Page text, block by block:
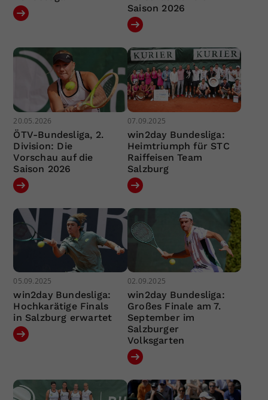
Saison 2026
20.05.2026
ÖTV-Bundesliga, 2.
Division: Die
Vorschau auf die
Saison 2026
07.09.2025
win2day Bundesliga:
Heimtriumph für STC
Raiffeisen Team
Salzburg
05.09.2025
win2day Bundesliga:
Hochkarätige Finals
in Salzburg erwartet
02.09.2025
win2day Bundesliga:
Großes Finale am 7.
September im
Salzburger
Volksgarten